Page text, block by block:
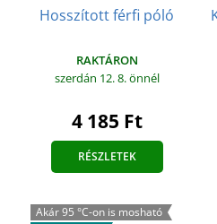
Hosszított férfi póló
RAKTÁRON
szerdán 12. 8.önnél
4 185 Ft
RÉSZLETEK
Akár 95 °C-on is mosható